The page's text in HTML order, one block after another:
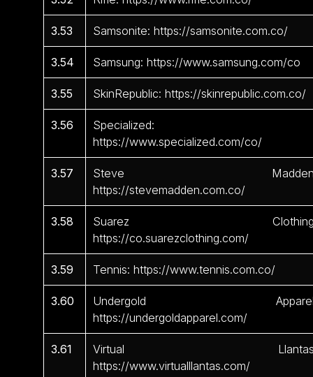
3.53 Samsonite: https://samsonite.com.co/
3.54 Samsung: https://www.samsung.com/co
3.55 SkinRepublic: https://skinrepublic.com.co/
3.56
Specialized:
https://www.specialized.com/co/
3.57
Steve
https://stevemadden.com.co/
3.58
Suarez
https://co.suarezclothing.com/
3.59 Tennis: https://www.tennis.com.co/
3.60
Undergold
https://undergoldapparel.com/
3.61
Virtual
https://www.virtualllantas.com/